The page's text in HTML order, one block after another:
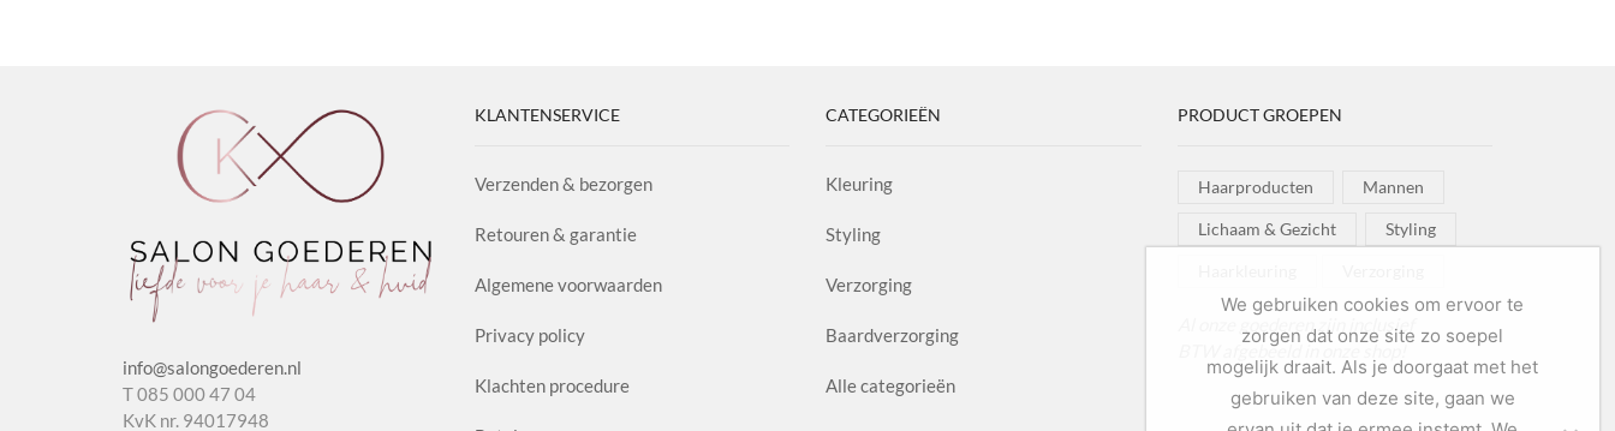
info@salongoederen.nl
T 085 000 47 04
KvK nr. 94017948
KLANTENSERVICE
Verzenden & bezorgen
Retouren & garantie
Algemene voorwaarden
Privacy policy
Klachten procedure
CATEGORIEËN
Kleuring
Styling
Verzorging
Baardverzorging
Alle categorieën
PRODUCT GROEPEN
Haarproducten Mannen
Lichaam & Gezicht Styling
Al onze goederen zijn inclusief
BTW afgebeeld in onze shop!
We gebruiken cookies om ervoor te
zorgen dat onze site zo soepel
mogelijk draait. Als je doorgaat met het
gebruiken van deze site, gaan we